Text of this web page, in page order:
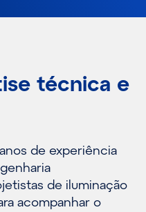
técnica e
de experiência
de iluminação
acompanhar o